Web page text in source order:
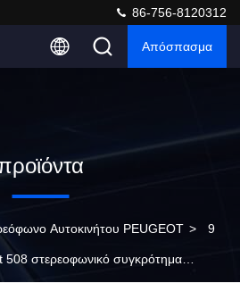
86-756-8120312
Απόσπασμα
Αυτοκινήτου PEUGEOT > 9
στερεοφωνικό συγκρότημα